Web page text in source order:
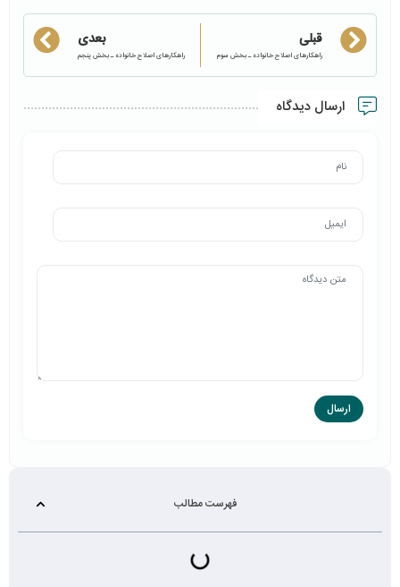
قبلی
راهکارهای اصلاح خانواده ـ بخش سوم
بعدی
راهکارهای اصلاح خانواده ـ بخش پنجم
ارسال دیدگاه
فهرست مطالب